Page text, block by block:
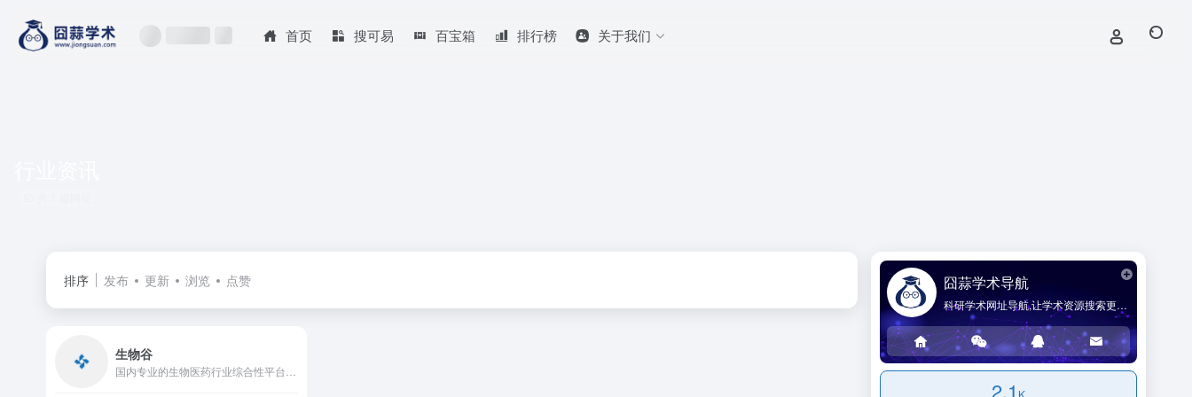
首页 搜可易 百宝箱 排行榜 关于我们
排序 发布 更新 浏览 点赞
生物谷
囧蒜学术导航
科研学术网址导航,让学术资源搜索更简单!
2.1 K